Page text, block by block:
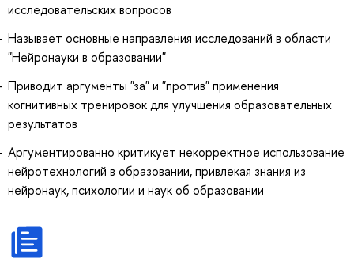
исследовательских вопросов
Называет основные направления исследований в области
"Нейронауки в образовании"
Приводит аргументы "за" и "против" применения
когнитивных тренировок для улучшения образовательных
результатов
Аргументированно критикует некорректное использование
нейротехнологий в образовании, привлекая знания из
нейронаук, психологии и наук об образовании